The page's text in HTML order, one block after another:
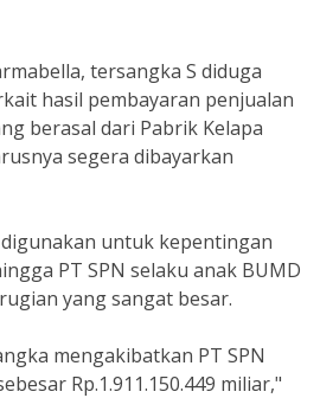
tersangka S diduga
hasil pembayaran penjualan
berasal dari Pabrik Kelapa
segera dibayarkan
untuk kepentingan
PT SPN selaku anak BUMD
yang sangat besar.
mengakibatkan PT SPN
Rp.1.911.150.449 miliar,"